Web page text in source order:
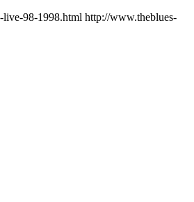
live-98-1998.html http://www.theblues-